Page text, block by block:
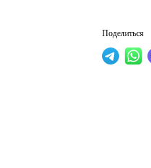
Поделиться